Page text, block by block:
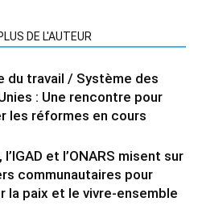
DE L'AUTEUR
du travail / Système des
: Une rencontre pour
les réformes en cours
et l’ONARS misent sur
communautaires pour
la paix et le vivre-ensemble